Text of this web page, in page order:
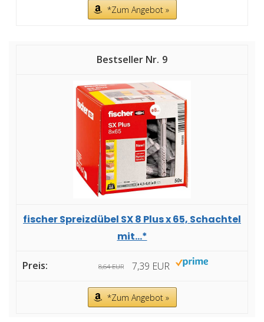
*Zum Angebot »
9
fischer Spreizdübel SX 8 Plus x 65, Schachtel
mit...*
8,64 EUR 7,39 EUR
*Zum Angebot »